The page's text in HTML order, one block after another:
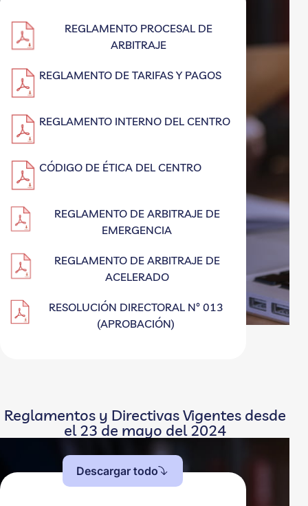
REGLAMENTO PROCESAL DE
ARBITRAJE
REGLAMENTO DE TARIFAS Y PAGOS
REGLAMENTO INTERNO DEL CENTRO
CÓDIGO DE ÉTICA DEL CENTRO
REGLAMENTO DE ARBITRAJE DE
EMERGENCIA
REGLAMENTO DE ARBITRAJE DE
ACELERADO
RESOLUCIÓN DIRECTORAL N° 013
(APROBACIÓN)
Reglamentos y Directivas Vigentes desde
el 23 de mayo del 2024
Descargar todo